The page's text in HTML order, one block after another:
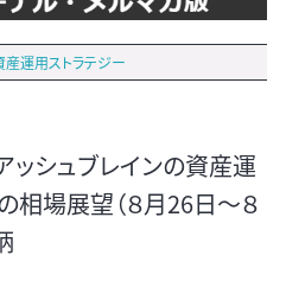
運用ストラテジー
ッシュブレインの資産運
場展望（８月26日～８